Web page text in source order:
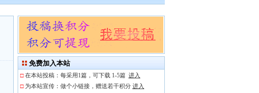
免费加入本站
□ 在本站投稿：每采用1篇，可下载 1-5篇 进入
□ 为本站宣传：做个小链接，赠送若干积分 进入